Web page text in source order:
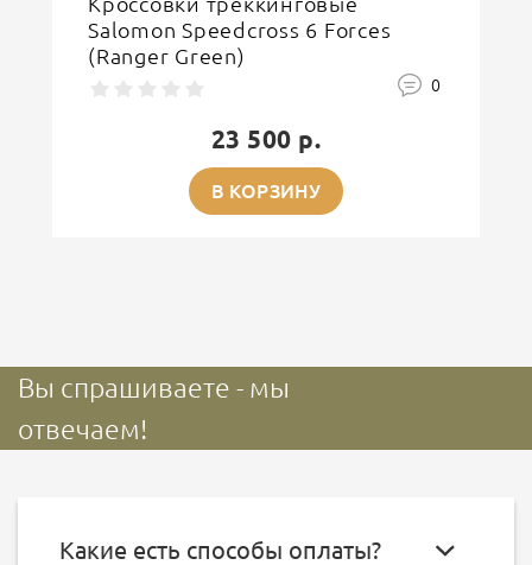
Salomon Speedcross 6 Forces
(Ranger Green)
0
23 500 р.
В КОРЗИНУ
Вы спрашиваете - мы
отвечаем!
Какие есть способы оплаты?